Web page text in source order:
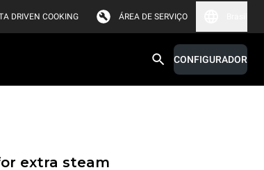
DRIVEN COOKING ÁREA DE SERVIÇO
CONFIGURADOR
extra steam